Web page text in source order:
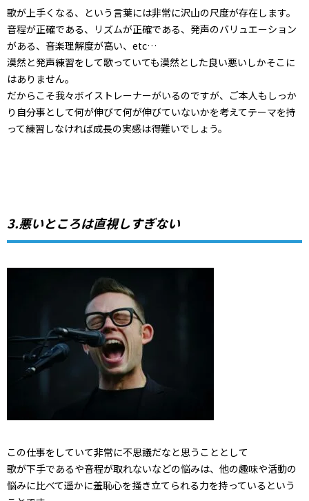
歌が上手くなる、という言葉には非常に沢山の尺度が存在します。
音程が正確である、リズムが正確である、発声のバリュエーション
がある、音楽理解度が高い、etc…
漠然と発声練習をして歌っていても漠然とした良い悪いしかそこに
はありません。
だからこそ我々ボイストレーナーがいるのですが、ご本人もしっか
り自分事として何が伸びて何が伸びていないかを考えてテーマを持
って練習しなければ成長の実感は得難いでしょう。
3.悪いところは直視しすぎない
この仕事をしていて非常に不思議だなと思うこととして
歌が下手であるや音程が取れないなどの悩みは、他の趣味や活動の
悩みに比べて遥かに羞恥心を掻き立てられる力を持っているという